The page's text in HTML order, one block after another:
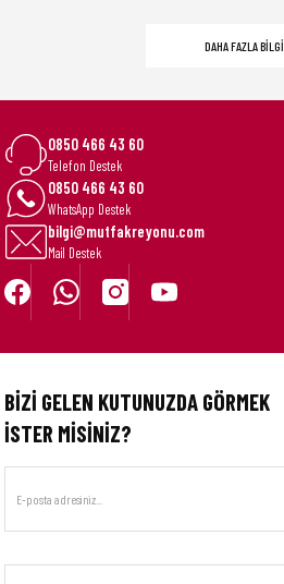
DAHA FAZLA BİLGİ
0850 466 43 60
Telefon Destek
0850 466 43 60
WhatsApp Destek
bilgi@mutfakreyonu.com
Mail Destek
BİZİ GELEN KUTUNUZDA GÖRMEK
İSTER MİSİNİZ?